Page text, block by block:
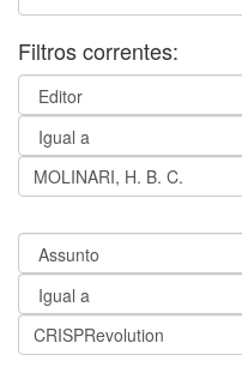
Filtros correntes: